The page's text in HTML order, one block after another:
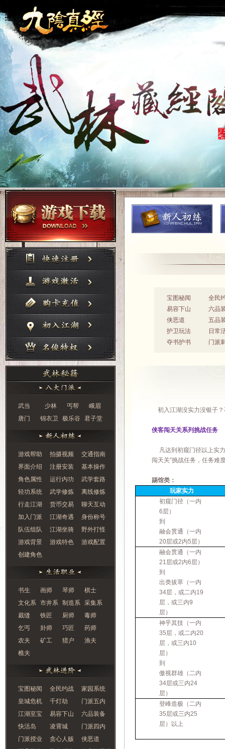
武当 少林 丐帮
峨眉
唐门
锦衣卫 极乐谷 君子堂
游戏帮助 拍摄视频
交通指南
界面介绍
注册安装
基本操作
角色属性
运行内功
武学套路
轻功系统
武学修炼
离线修炼
行走江湖
货币交易
聊天互动
加入门派
江湖奇遇
身份称号
队伍组队
江湖坐骑
野外打怪
游戏背景
游戏特色
游戏配置
创建角色
书生 画师 琴师
棋士
文化系 市井系 制造系 采集系
裁缝
铁匠 厨师
毒师
乞丐
卦师 巧匠
药师
农夫
矿工 猎户
渔夫
樵夫
宝图秘闻 全民约战
家园系统
皇城危机
千灯劫
门派五内
江湖至宝
易容下山
六品装备
快活岛
凌霄城
门派四内
门派授业
贪心人贩
侠恶道
宝图秘闻
全民
易容下山
六品
侠恶道
五品
护卫玩法
日常
夺书护书
门派
初入江湖没实力没银子？
侠客闯天关系列挑战任务
凡达到初窥门径以上实
闯天关”挑战任务，任务难
踢馆类：
玩家实力
初窥门径 （一内
6层）
到
融会贯通（一内
20层或2内5层）
融会贯通（一内
21层或2内6层）
到
出类拔萃（一内
34层，或二内19
层，或三内9
层）
神乎其技（一内
35层，或二内20
层，或三内10
层）
到
傲视群雄（二内
34层或三内24
层）
登峰造极（二内
35层或三内25
层）以上